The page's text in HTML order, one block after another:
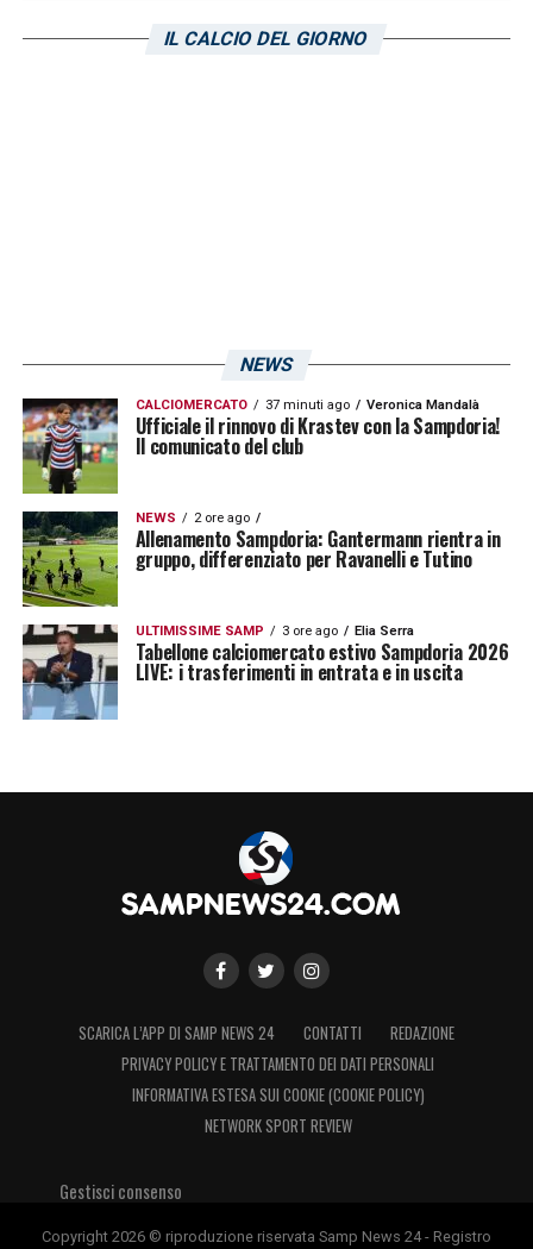
lampo, una zampata dell’ex interista che ha
Patrik Schick: il suo record di due minuti,
realizzato nella partita contro la Roma, è
stato polverizzato. Ad Alvarez è servito
meno tempo, addirittura meno di un minuto.
Entrato al 91′, esattamente 22 secondi più
tardi è riuscito nell’impresa di bucare la porta
di Donnarumma.
Il gol di Patrik Schick
Il gol di Alvarez
IL CALCIO DEL GIORNO
NEWS
CALCIOMERCATO 37 minuti ago Veronica Mandalà
Ufficiale il rinnovo di Krastev con la Sampdoria!
Il comunicato del club
NEWS 2 ore ago
Allenamento Sampdoria: Gantermann rientra in
gruppo, differenziato per Ravanelli e Tutino
ULTIMISSIME SAMP 3 ore ago Elia Serra
Tabellone calciomercato estivo Sampdoria 2026
LIVE: i trasferimenti in entrata e in uscita
SCARICA L’APP DI SAMP NEWS 24 CONTATTI
REDAZIONE
PRIVACY POLICY E TRATTAMENTO DEI DATI PERSONALI
INFORMATIVA ESTESA SUI COOKIE (COOKIE POLICY)
NETWORK SPORT REVIEW
Gestisci consenso
Copyright 2026 © riproduzione riservata Samp News 24 - Registro